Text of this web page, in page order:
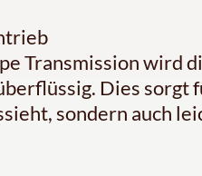
Transmission wird
Dies sorgt
sondern auch